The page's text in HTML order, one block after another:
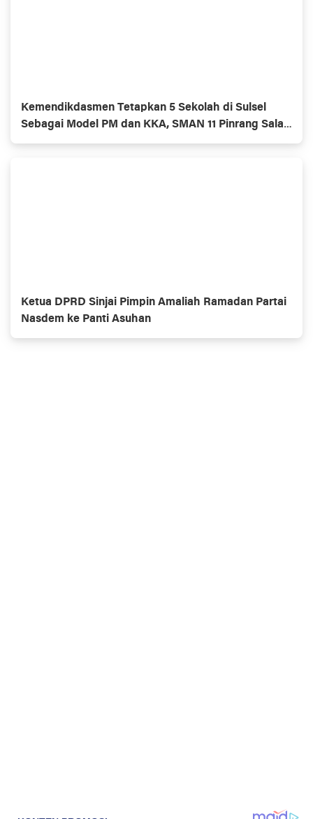
Kemendikdasmen Tetapkan 5 Sekolah di Sulsel
Sebagai Model PM dan KKA, SMAN 11 Pinrang Salah
Satunya
Ketua DPRD Sinjai Pimpin Amaliah Ramadan Partai
Nasdem ke Panti Asuhan